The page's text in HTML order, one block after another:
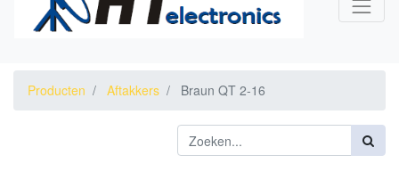
Producten Aftakkers Braun QT 2-16